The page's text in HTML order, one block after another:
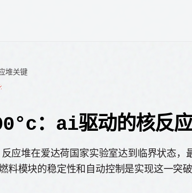
堆关键
：ai驱动的核反
应堆在爱达荷国家实验室达到临界状态，
料模块的稳定性和自动控制是实现这一突破